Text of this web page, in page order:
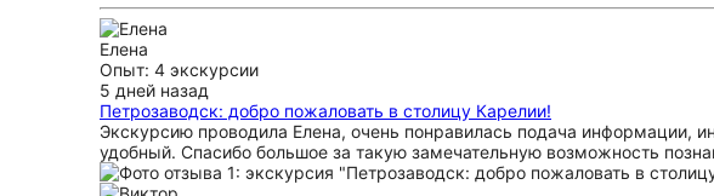
Елена
Опыт: 4 экскурсии
5 дней назад
Петрозаводск: добро пожаловать в столицу Карелии!
Экскурсию проводила Елена, очень понравилась подача информации,
удобный. Спасибо большое за такую замечательную возможность